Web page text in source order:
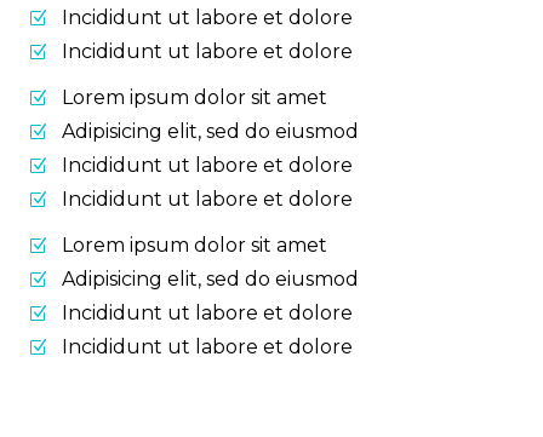
Incididunt ut labore et dolore
Incididunt ut labore et dolore
Lorem ipsum dolor sit amet
Adipisicing elit, sed do eiusmod
Incididunt ut labore et dolore
Incididunt ut labore et dolore
Lorem ipsum dolor sit amet
Adipisicing elit, sed do eiusmod
Incididunt ut labore et dolore
Incididunt ut labore et dolore